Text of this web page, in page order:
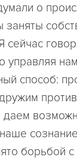
о
заняты
сейчас
управляя
способ:
даем
борьбой